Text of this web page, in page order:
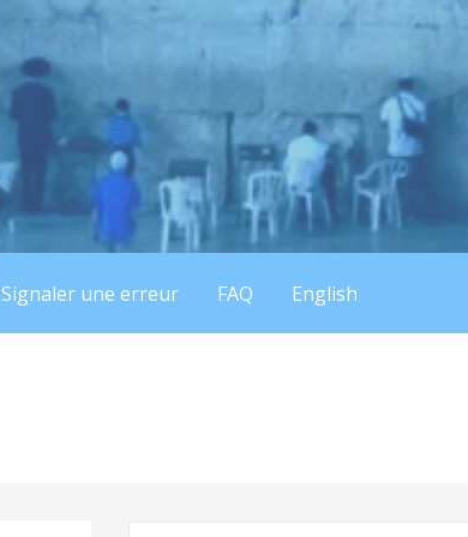
Signaler une erreur FAQ English